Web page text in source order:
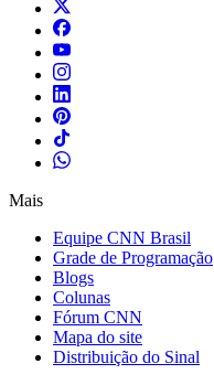
Mais
Equipe CNN Brasil
Grade de Programação
Blogs
Colunas
Fórum CNN
Mapa do site
Distribuição do Sinal